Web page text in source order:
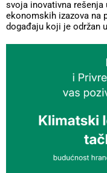
svoja inovativna rešenja
ekonomskih izazova na
događaju koji je održan